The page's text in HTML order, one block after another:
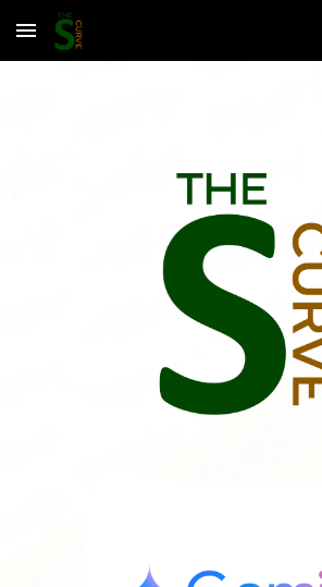
Skip to main content